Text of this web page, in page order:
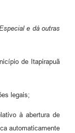
e dá outras
de Itapirapuã
legais;
à abertura de
automaticamente